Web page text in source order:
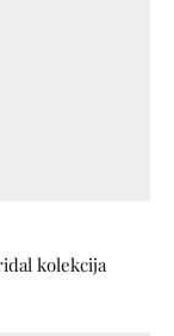
kolekcija